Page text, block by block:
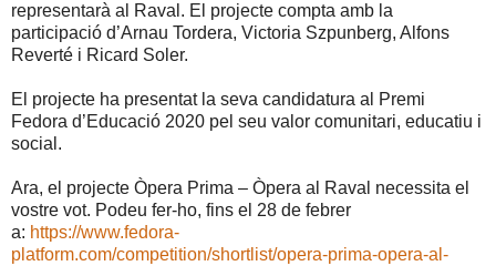
representarà al Raval. El projecte compta amb la
participació d’Arnau Tordera, Victoria Szpunberg, Alfons
Reverté i Ricard Soler.
El projecte ha presentat la seva candidatura al Premi
Fedora d’Educació 2020 pel seu valor comunitari, educatiu i
social.
Ara, el projecte Òpera Prima – Òpera al Raval necessita el
vostre vot. Podeu fer-ho, fins el 28 de febrer
a: https://www.fedora-
platform.com/competition/shortlist/opera-prima-opera-al-